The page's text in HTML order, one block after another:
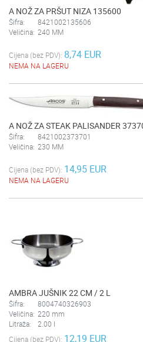
A NOŽ ZA PRŠUT NIZA 135600
Šifra:
8421002135606
Veličina: 240 MM
Cijena (bez PDV): 8,74 EUR
NEMA NA LAGERU
A NOŽ ZA STEAK PALISANDER
Šifra:
8421002373701
Veličina: 230 MM
Cijena (bez PDV): 14,95 EUR
NEMA NA LAGERU
AMBRA JUŠNIK 22 CM / 2 L
Šifra:
8004740326903
Veličina: 220 mm
Litraža:
2.00 l
Cijena (bez PDV): 12,19 EUR